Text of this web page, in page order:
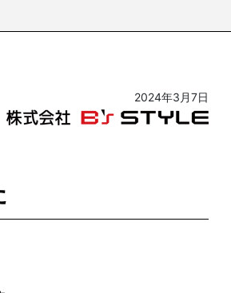
2024年3月7日